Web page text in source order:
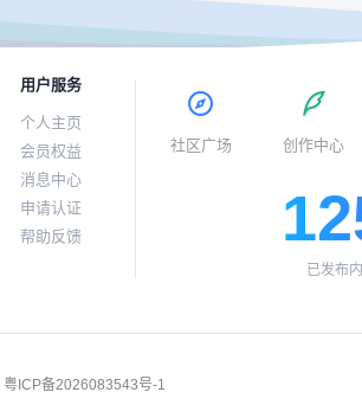
用户服务
个人主页
会员权益
消息中心
申请认证
帮助反馈
社区广场 创作中心
已发布
粤ICP备2026083543号-1